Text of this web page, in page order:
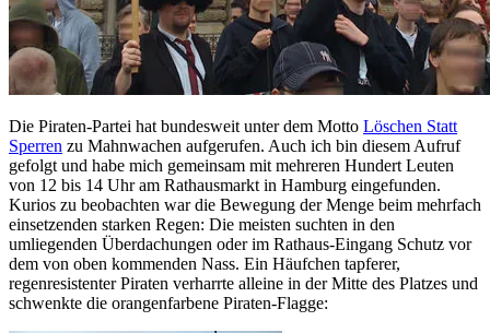
Die Piraten-Partei hat bundesweit unter dem Motto Löschen Statt
Sperren zu Mahnwachen aufgerufen. Auch ich bin diesem Aufruf
gefolgt und habe mich gemeinsam mit mehreren Hundert Leuten
von 12 bis 14 Uhr am Rathausmarkt in Hamburg eingefunden.
Kurios zu beobachten war die Bewegung der Menge beim mehrfach
einsetzenden starken Regen: Die meisten suchten in den
umliegenden Überdachungen oder im Rathaus-Eingang Schutz vor
dem von oben kommenden Nass. Ein Häufchen tapferer,
regenresistenter Piraten verharrte alleine in der Mitte des Platzes und
schwenkte die orangenfarbene Piraten-Flagge: